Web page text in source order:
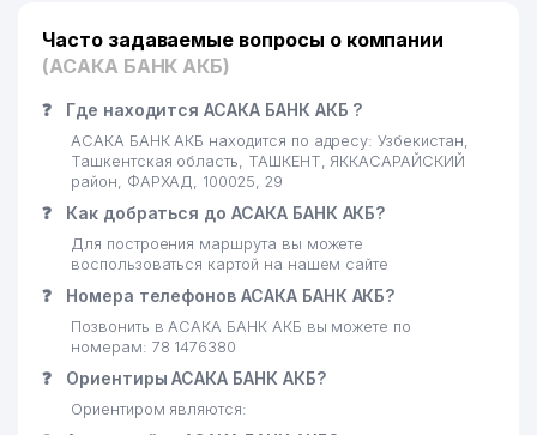
Часто задаваемые вопросы о компании
(АСАКА БАНК АКБ)
❓ Где находится АСАКА БАНК АКБ ?
АСАКА БАНК АКБ находится по адресу: Узбекистан,
Ташкентская область, ТАШКЕНТ, ЯККАСАРАЙСКИЙ
район, ФАРХАД, 100025, 29
❓ Как добраться до АСАКА БАНК АКБ?
Для построения маршрута вы можете
воспользоваться картой на нашем сайте
❓ Номера телефонов АСАКА БАНК АКБ?
Позвонить в АСАКА БАНК АКБ вы можете по
номерам: 78 1476380
❓ Ориентиры АСАКА БАНК АКБ?
Ориентиром являются: